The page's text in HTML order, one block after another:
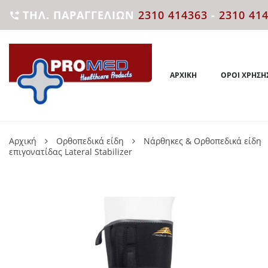
 ΤΗΛ. ΠΑΡΑΓΓΕΛΙΏΝ 2310 414363 - 2310
ΑΡΧΙΚΉ ΌΡΟΙ
Αρχική Ορθοπεδικά είδη
Νάρθηκες & Ορθοπεδικά είδη
επιγονατίδας Lateral Stabilizer